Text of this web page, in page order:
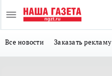
Все новости Заказать рекламу